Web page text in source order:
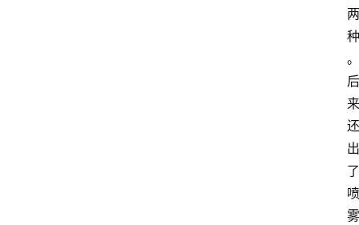
两
种
。
后
来
还
出
了
喷
雾